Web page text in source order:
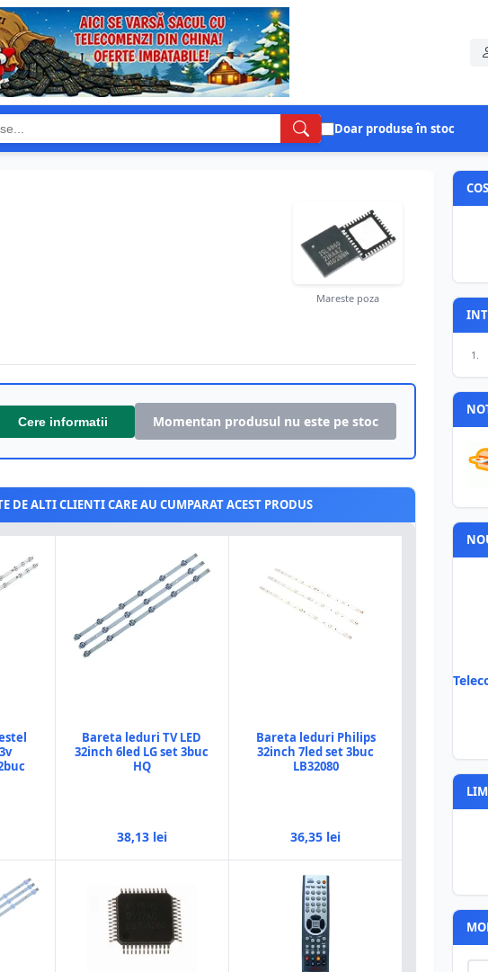
Doar produse în stoc
Mareste poza
Cere informatii Momentan produsul nu este pe stoc
DE ALTI CLIENTI CARE AU CUMPARAT ACEST PRODUS
Bareta leduri TV LED
32inch 6led LG set 3buc
HQ
38,13 lei
Bareta leduri Philips
32inch 7led set 3buc
LB32080
36,35 lei
1.